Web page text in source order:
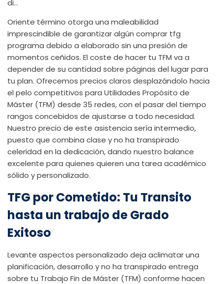
di…
Oriente término otorga una maleabilidad
imprescindible de garantizar algún comprar tfg
programa debido a elaborado sin una presión de
momentos ceñidos. El coste de hacer tu TFM va a
depender de su cantidad sobre páginas del lugar para
tu plan. Ofrecemos precios claros desplazándolo hacia
el pelo competitivos para Utilidades Propósito de
Máster (TFM) desde 35 redes, con el pasar del tiempo
rangos concebidos de ajustarse a todo necesidad.
Nuestro precio de este asistencia serí­a intermedio,
puesto que combina clase y no ha transpirado
celeridad en la dedicación, dando nuestro balance
excelente para quienes quieren una tarea académico
sólido y personalizado.
TFG por Cometido: Tu Transito
hasta un trabajo de Grado
Exitoso
Levante aspectos personalizado deja aclimatar una
planificación, desarrollo y no ha transpirado entrega
sobre tu Trabajo Fin de Máster (TFM) conforme hacen